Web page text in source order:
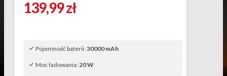
139,99zł
Pojemność baterii:30000 mAh
Moc ładowania: 20 W